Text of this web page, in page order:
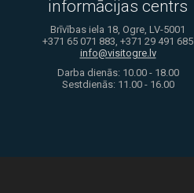
informācijas centrs
Brīvības iela 18, Ogre, LV-5001
+371 65 071 883, +371 29 491 685
info@visitogre.lv
Darba dienās: 10.00 - 18.00
Sestdienās: 11.00 - 16.00